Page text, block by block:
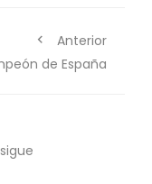
Anterior
de España